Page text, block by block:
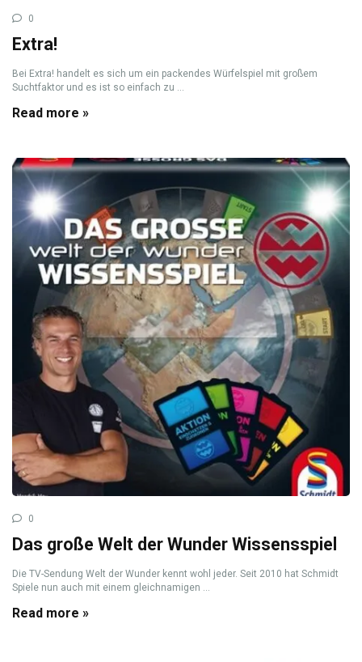
0
Extra!
Bei Extra! handelt es sich um ein packendes Würfelspiel mit großem
Suchtfaktor und es ist so einfach zu ...
Read more »
0
Das große Welt der Wunder Wissensspiel
Die TV-Sendung Welt der Wunder kennt wohl jeder. Seit 2010 hat Schmidt
Spiele nun auch mit einem gleichnamigen ...
Read more »